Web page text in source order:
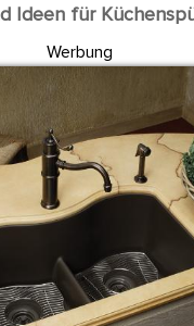
Ideen für
Werbung